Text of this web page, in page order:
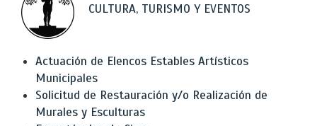
CULTURA, TURISMO Y EVENTOS
Actuación de Elencos Estables Artísticos
Municipales
Solicitud de Restauración y/o Realización de
Murales y Esculturas